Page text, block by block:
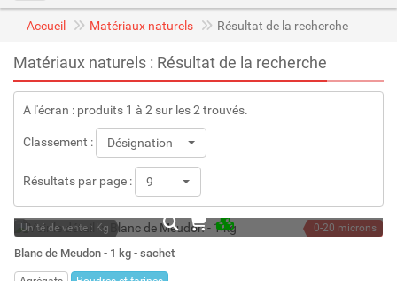
Accueil Matériaux naturels Résultat de la recherche
Matériaux naturels : Résultat de la recherche
A l'écran : produits 1 à 2 sur les 2 trouvés.
Classement : Désignation
Résultats par page : 9
Unité de vente : Kg
En stock permanent
Stock : 24
0-20 microns
Blanc de Meudon - 1 kg - sachet